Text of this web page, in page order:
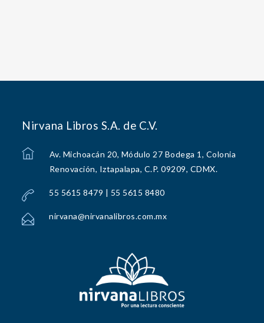
Nirvana Libros S.A. de C.V.
Av. Michoacán 20, Módulo 27 Bodega 1, Colonia
Renovación, Iztapalapa, C.P. 09209, CDMX.
55 5615 8479 | 55 5615 8480
nirvana@nirvanalibros.com.mx